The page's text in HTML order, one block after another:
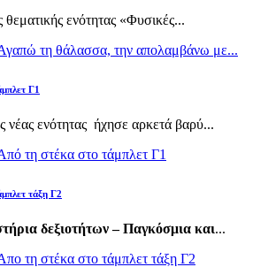
θεματικής ενότητας «Φυσικές...
τη θάλασσα, την απολαμβάνω με...
Γ1
νέας ενότητας ήχησε αρκετά βαρύ...
τη στέκα στο τάμπλετ Γ1
τάξη Γ2
δεξιοτήτων – Παγκόσμια και...
τη στέκα στο τάμπλετ τάξη Γ2